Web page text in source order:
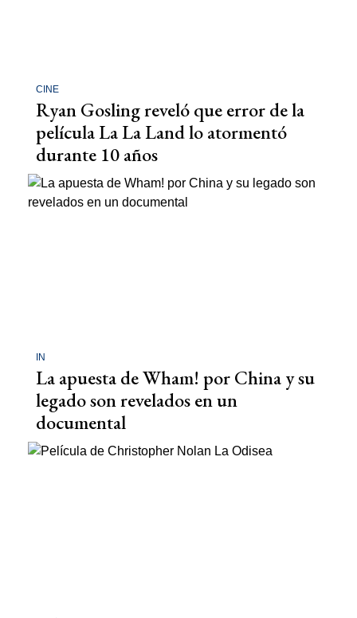
CINE
Ryan Gosling reveló que error de la
película La La Land lo atormentó
durante 10 años
IN
La apuesta de Wham! por China y su
legado son revelados en un
documental